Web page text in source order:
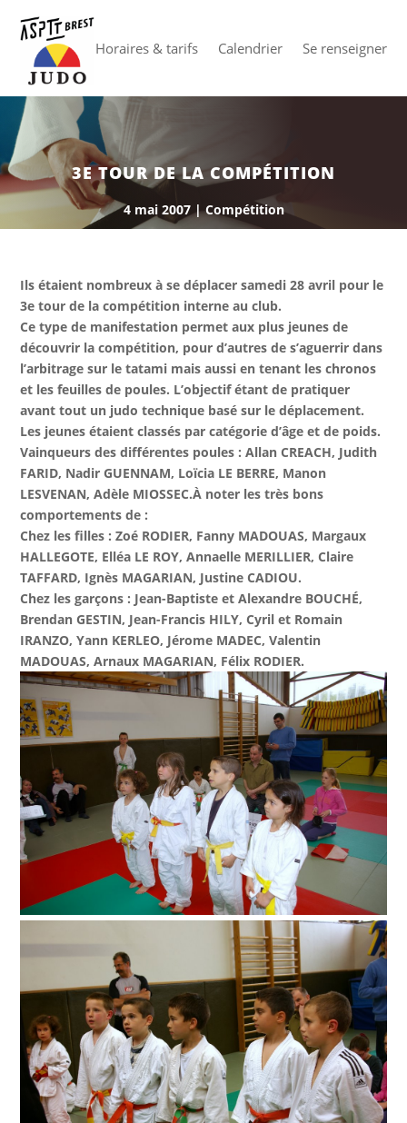
Horaires & tarifs Calendrier Se renseigner
3E TOUR DE LA COMPÉTITION
4 mai 2007|Compétition
Ils étaient nombreux à se déplacer samedi 28 avril pour le
3e tour de la compétition interne au club.
Ce type de manifestation permet aux plus jeunes de
découvrir la compétition, pour d’autres de s’aguerrir dans
l’arbitrage sur le tatami mais aussi en tenant les chronos
et les feuilles de poules. L’objectif étant de pratiquer
avant tout un judo technique basé sur le déplacement.
Les jeunes étaient classés par catégorie d’âge et de poids.
Vainqueurs des différentes poules : Allan CREACH, Judith
FARID, Nadir GUENNAM, Loïcia LE BERRE, Manon
LESVENAN, Adèle MIOSSEC.À noter les très bons
comportements de :
Chez les filles : Zoé RODIER, Fanny MADOUAS, Margaux
HALLEGOTE, Elléa LE ROY, Annaelle MERILLIER, Claire
TAFFARD, Ignès MAGARIAN, Justine CADIOU.
Chez les garçons : Jean-Baptiste et Alexandre BOUCHÉ,
Brendan GESTIN, Jean-Francis HILY, Cyril et Romain
IRANZO, Yann KERLEO, Jérome MADEC, Valentin
MADOUAS, Arnaux MAGARIAN, Félix RODIER.